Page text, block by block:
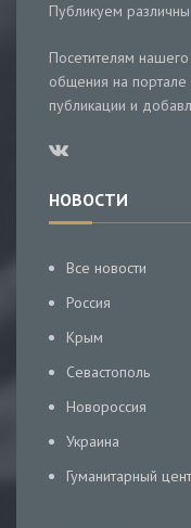
Публикуем
Посетителям
общения на
публикации и
НОВОСТИ
Все новости
Россия
Крым
Севастополь
Новороссия
Украина
Гуманитарный